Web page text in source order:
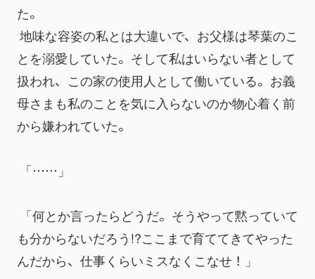
た。
地味な容姿の私とは大違いで、お父様は琴葉のこ
とを溺愛していた。そして私はいらない者として
扱われ、この家の使用人として働いている。お義
母さまも私のことを気に入らないのか物心着く前
から嫌われていた。
「……」
「何とか言ったらどうだ。そうやって黙っていて
も分からないだろう!?ここまで育ててきてやった
んだから、仕事くらいミスなくこなせ！」